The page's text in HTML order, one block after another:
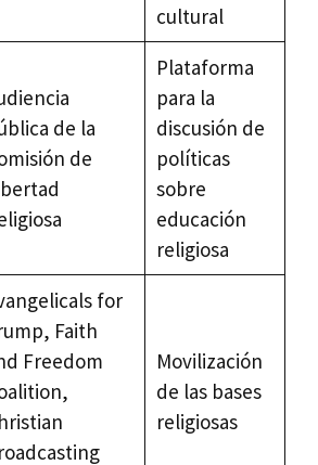
cultural
de la
de
Plataforma
para la
discusión de
políticas
sobre
educación
religiosa
for
Faith
Freedom
Movilización
de las bases
religiosas